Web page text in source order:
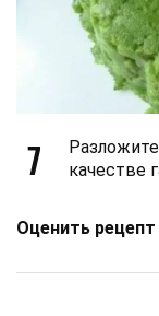
7
качестве
Оценить рецепт